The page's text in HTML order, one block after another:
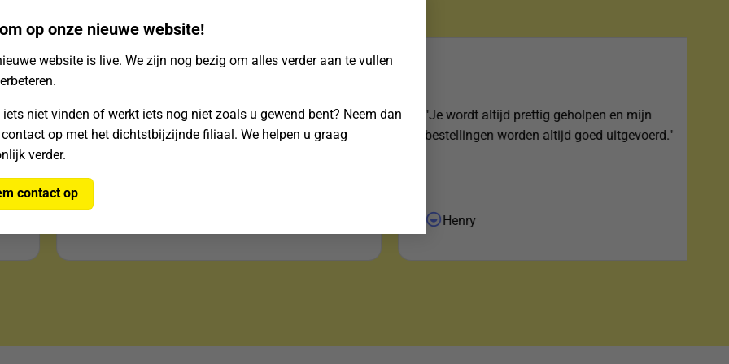
op onze nieuwe website!
website is live. We zijn nog bezig om alles verder aan te vullen
iets niet vinden of werkt iets nog niet zoals u gewend bent? Neem dan
op met het dichtstbijzijnde filiaal. We helpen u graag
verder.
contact op
"Bij Packcenter, gaat heel goed en de bezorging
was ook snel."
"Je wordt altijd prettig geholpen en mijn
bestellingen worden altijd goed uitgevoerd."
Henry